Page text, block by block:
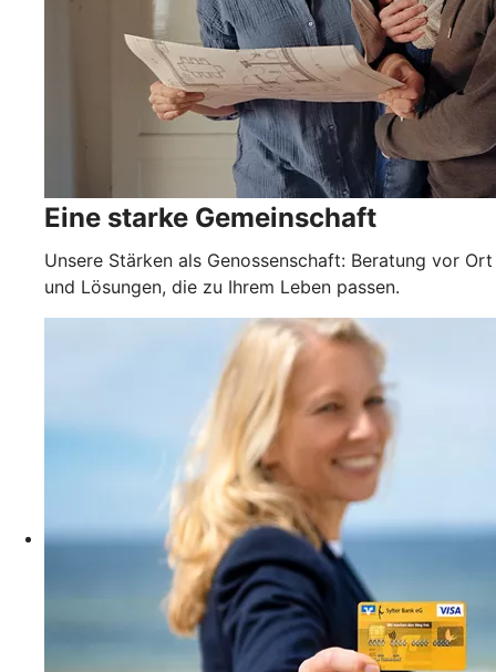
Eine starke Gemeinschaft
Unsere Stärken als Genossenschaft: Beratung vor Ort
und Lösungen, die zu Ihrem Leben passen.